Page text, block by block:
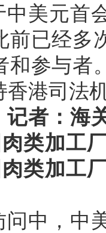
中美元首
前已经多
和参与者
香港司法
记者：
类加工
类加工
问中，中